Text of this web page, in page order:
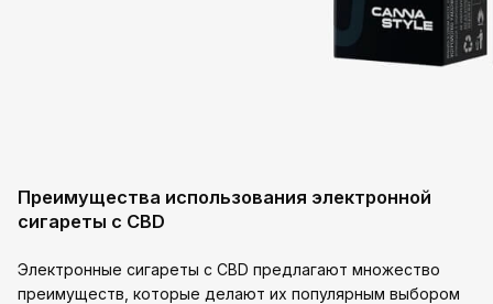
Преимущества использования электронной
сигареты с CBD
Электронные сигареты с CBD предлагают множество
преимуществ, которые делают их популярным выбором